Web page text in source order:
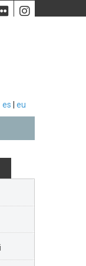
Flickr
es eu